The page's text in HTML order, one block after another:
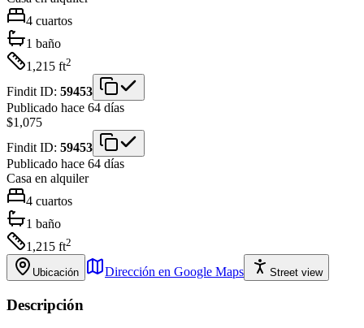
4 cuartos
1 baño
1,215 ft2
Findit ID: 59453
Publicado hace 64 días
$1,075
Findit ID: 59453
Publicado hace 64 días
Casa en alquiler
4 cuartos
1 baño
1,215 ft2
Ubicación Dirección en Google Maps Street view
Descripción